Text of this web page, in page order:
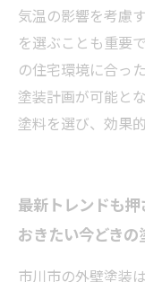
気温の影響を考慮
を選ぶことも重要
の住宅環境に合っ
塗装計画が可能と
塗料を選び、効果
最新トレンドも
おきたい今どきの
市川市の外壁塗装